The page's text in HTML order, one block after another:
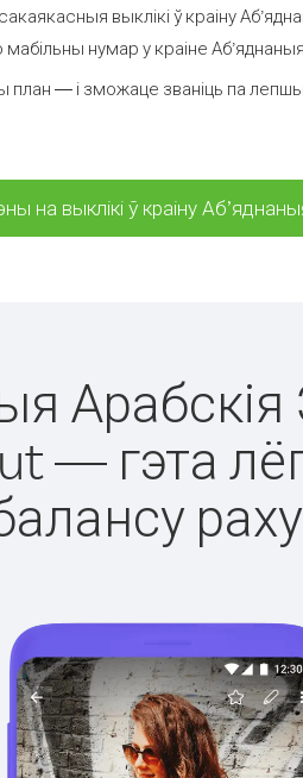
выклікі ў краіну
нумар у краіне
— і зможаце званіць па лепшых
на выклікі ў краіну
— гэта